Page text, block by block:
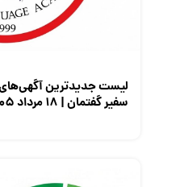
معرفی مشاغل
لیست جدیدترین
سفیر گفتمان | ۱۸ مرداد ۱۴۰۵